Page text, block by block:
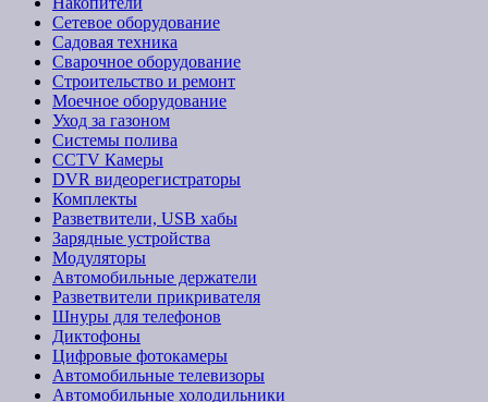
Сетевое оборудование
Садовая техника
Сварочное оборудование
Строительство и ремонт
Моечное оборудование
Уход за газоном
Системы полива
CCTV Камеры
DVR видеорегистраторы
Комплекты
Разветвители, USB хабы
Зарядные устройства
Модуляторы
Автомобильные держатели
Разветвители прикривателя
Шнуры для телефонов
Диктофоны
Цифровые фотокамеры
Автомобильные телевизоры
Автомобильные холодильники